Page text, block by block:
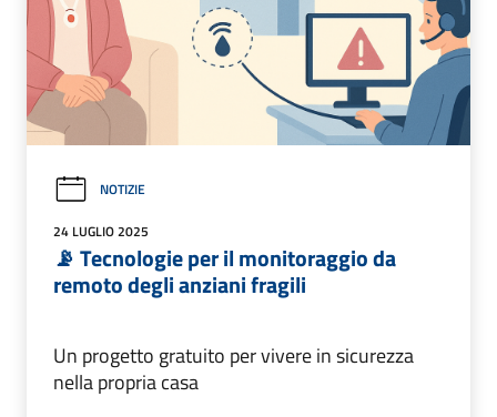
NOTIZIE
24 LUGLIO 2025
📡 Tecnologie per il monitoraggio da
remoto degli anziani fragili
Un progetto gratuito per vivere in sicurezza
nella propria casa